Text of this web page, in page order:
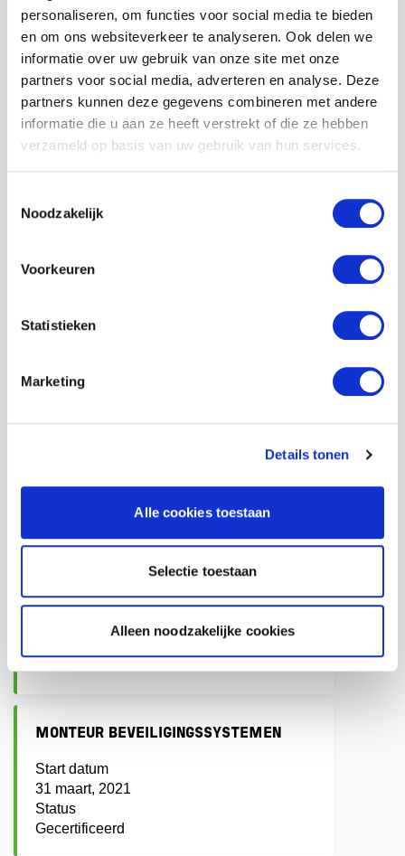
personaliseren, om functies voor social media te bieden
en om ons websiteverkeer te analyseren. Ook delen we
informatie over uw gebruik van onze site met onze
partners voor social media, adverteren en analyse. Deze
partners kunnen deze gegevens combineren met andere
informatie die u aan ze heeft verstrekt of die ze hebben
verzameld op basis van uw gebruik van hun services.
Noodzakelijk
Voorkeuren
Statistieken
Marketing
Details tonen
Alle cookies toestaan
Selectie toestaan
Alleen noodzakelijke cookies
Gecertificeerd
LEIDINGGEVEND SPRINKLERMONTEUR
Start datum
31 maart, 2021
Status
Status
TECHNICUS BEVEILIGINGSINSTALLATIES
Start datum
17 juni, 2022
MONTEUR BEVEILIGINGSSYSTEMEN
Start datum
31 maart, 2021
Status
Gecertificeerd